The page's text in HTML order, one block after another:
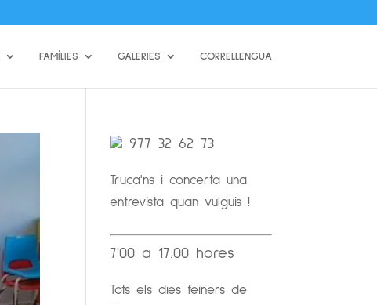
FAMÍLIES GALERIES CORRELLENGUA
977 32 62 73
Truca'ns i concerta una
entrevista quan vulguis !
7'00 a 17:00 hores
Tots els dies feiners de